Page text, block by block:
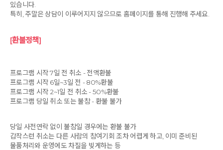
있습니다.
특히, 주말은 상담이 이루어지지 않으므로 홈페이지를 통해 진행해 주세요.
[환불정책]
프로그램 시작 7일 전 취소 - 전액환불
프로그램 시작 6일~3일 전 - 80%환불
프로그램 시작 2~1일 전 취소 - 50%환불
프로그램 당일 취소 또는 불참 - 환불 불가
당일 사전연락 없이 불참일 경우에는 환불 불가
갑작스런 취소는 다른 사람의 참여기회 조차 어렵게 하고, 이미 준비된
물품처리와 운영에도 차질을 빚게하는 등